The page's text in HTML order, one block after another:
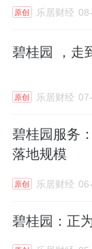
原创 乐居财经
碧桂园 ，走
原创 乐居财经
碧桂园服务
落地规模
原创 乐居财经
碧桂园：正